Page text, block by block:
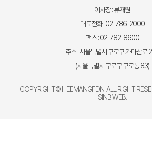
이사장 : 류재원
대표전화 : 02-786-2000
팩스 : 02-782-8600
주소 : 서울특별시 구로구 가마산로
(서울특별시 구로구 구로동 83)
COPYRIGHT© HEEMANGFDN. ALL RIGHT
SINBIWEB.